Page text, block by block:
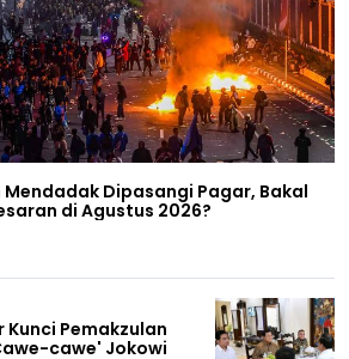
Dipasangi Pagar, Bakal
di Agustus 2026?
Kunci Pemakzulan
cawe' Jokowi